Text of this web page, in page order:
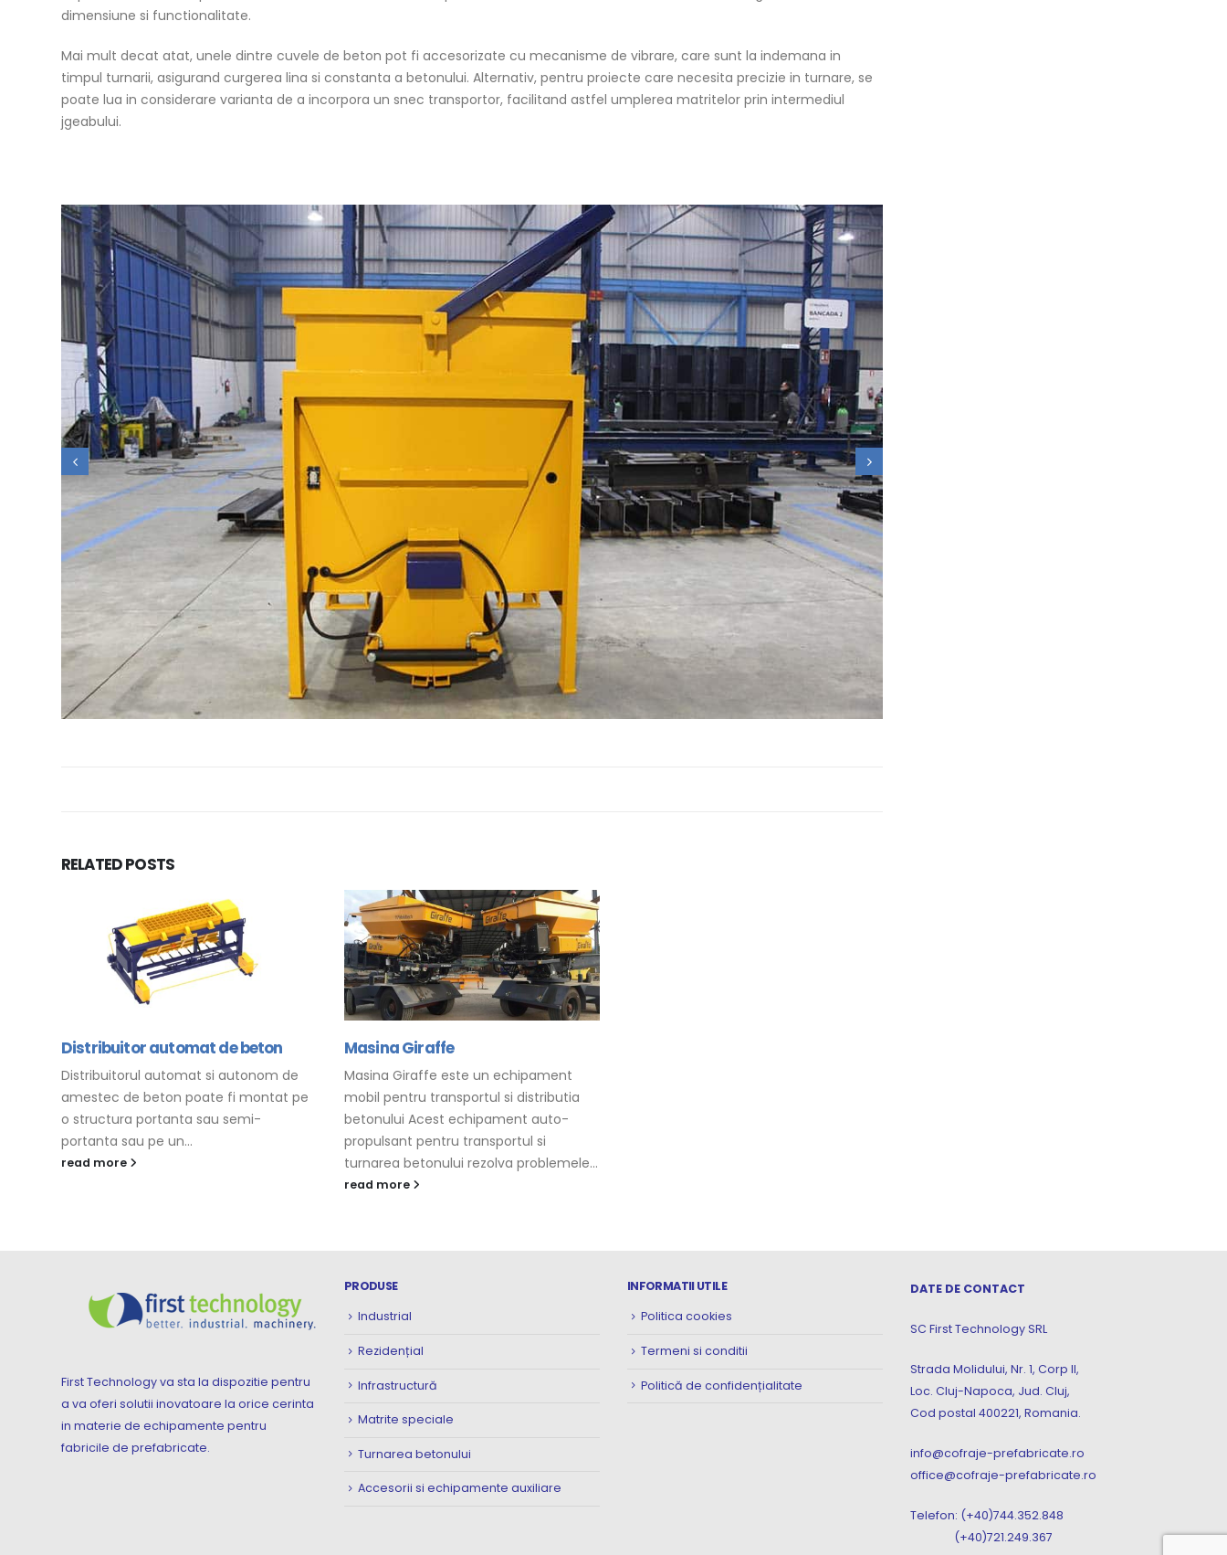
dimensiune si functionalitate.
Mai mult decat atat, unele dintre cuvele de beton pot fi accesorizate cu mecanisme de vibrare, care sunt la indemana in
timpul turnarii, asigurand curgerea lina si constanta a betonului. Alternativ, pentru proiecte care necesita precizie in turnare, se
poate lua in considerare varianta de a incorpora un snec transportor, facilitand astfel umplerea matritelor prin intermediul
jgeabului.
RELATEDPOSTS
Distribuitor automat de beton
Distribuitorul automat si autonom de
amestec de beton poate fi montat pe
o structura portanta sau semi-
portanta sau pe un...
read more
Masina Giraffe
Masina Giraffe este un echipament
mobil pentru transportul si distributia
betonului Acest echipament auto-
propulsant pentru transportul si
turnarea betonului rezolva problemele...
read more
First Technology va sta la dispozitie pentru
a va oferi solutii inovatoare la orice cerinta
in materie de echipamente pentru
fabricile de prefabricate.
PRODUSE
Industrial
Rezidențial
Infrastructură
Matrite speciale
Turnarea betonului
Accesorii si echipamente auxiliare
INFORMATII UTILE
Politica cookies
Termeni si conditii
Politică de confidențialitate
DATE DE CONTACT
SC First Technology SRL
Strada Molidului, Nr. 1, Corp II,
Loc. Cluj-Napoca, Jud. Cluj,
Cod postal 400221, Romania.
info@cofraje-prefabricate.ro
office@cofraje-prefabricate.ro
Telefon: (+40)744.352.848
(+40)721.249.367